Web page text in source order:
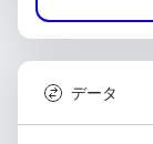
データ